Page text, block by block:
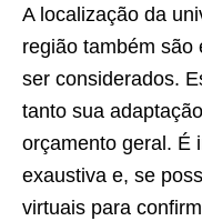
A localização da
região também são
ser considerados.
tanto sua
orçamento geral. É
exaustiva e, se
virtuais para